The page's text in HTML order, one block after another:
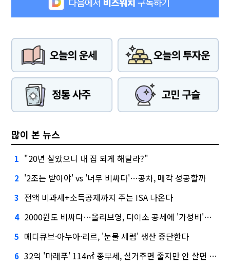
많이 본 뉴스
1 "20년 살았으니 내 집 되게 해달라?"
2 '2조는 받아야' vs '너무 비싸다'…공차, 매각 성공할까
3 전액 비과세+소득공제까지 주는 ISA 나온다
4 2000원도 비싸다…올리브영, 다이소 공세에 '가성비'로 맞불
5 메디큐브·아누아·리르, '눈물 세럼' 생산 중단한다
6 32억 '마래푸' 114㎡ 종부세, 실거주면 줄지만 안 살면 2.5배